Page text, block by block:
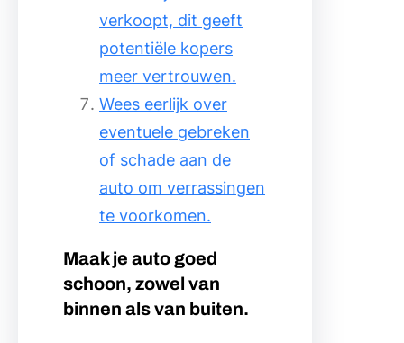
verkoopt, dit geeft
potentiële kopers
meer vertrouwen.
Wees eerlijk over
eventuele gebreken
of schade aan de
auto om verrassingen
te voorkomen.
Maak je auto goed
schoon, zowel van
binnen als van buiten.